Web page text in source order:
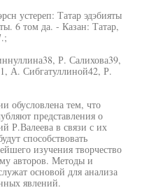
устереп: Татар эдэбияты
6 том да. - Казан: Татар,
Р. Салихова39,
А. Сибгатуллиной42, Р.
обусловлена тем, что
представления о
Р.Валеева в связи с их
способствовать
изучения творчество
авторов. Методы и
основой для анализа
явлений.